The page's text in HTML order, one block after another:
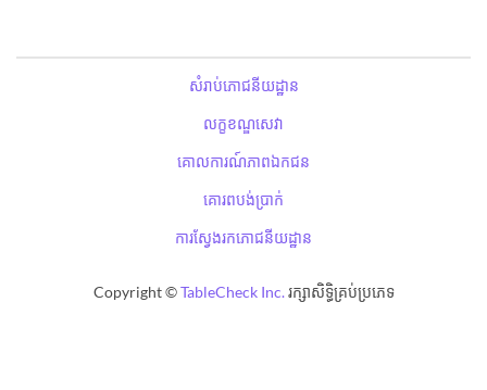
សំរាប់ភោជនីយដ្ឋាន
លក្ខខណ្ឌសេវា
គោលការណ៍ភាពឯកជន
គោរពបង់ប្រាក់
ការស្វែងរកភោជនីយដ្ឋាន
Copyright ©TableCheck Inc.រក្សាសិទ្ធិគ្រប់ប្រភេទ